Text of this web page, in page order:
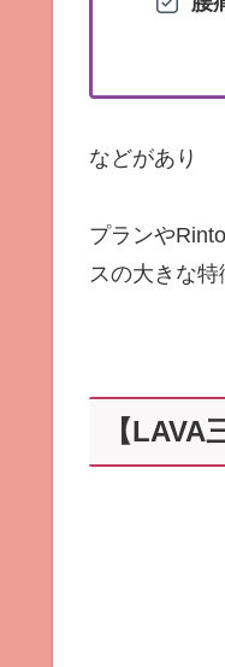
などがあり
プランや
スの大きな特
【